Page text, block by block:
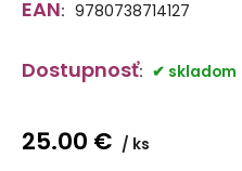
EAN: 9780738714127
Dostupnosť: skladom
25.00 € ks